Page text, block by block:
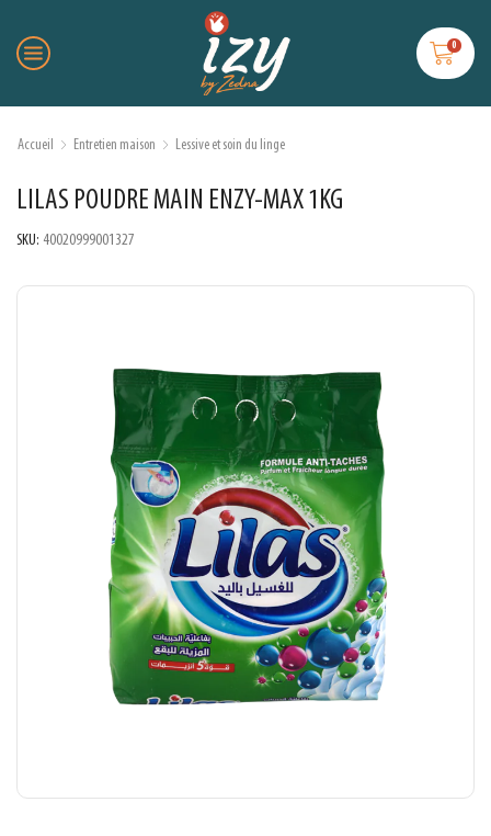
0
Accueil Entretien maison Lessive et soin du linge
LILAS POUDRE MAIN ENZY-MAX 1KG
SKU: 40020999001327